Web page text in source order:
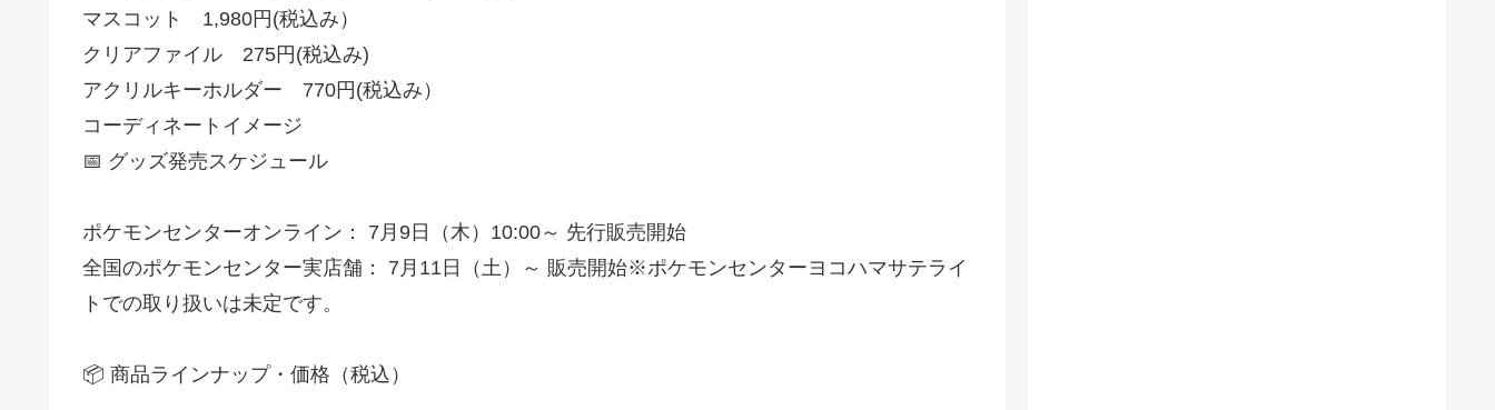
マスコット 1,980円(税込み）
クリアファイル 275円(税込み)
アクリルキーホルダー 770円(税込み）
コーディネートイメージ
📅 グッズ発売スケジュール
ポケモンセンターオンライン： 7月9日（木）10:00～ 先行販売開始
全国のポケモンセンター実店舗： 7月11日（土）～ 販売開始※ポケモンセンターヨコハマサテライ
トでの取り扱いは未定です。
📦 商品ラインナップ・価格（税込）